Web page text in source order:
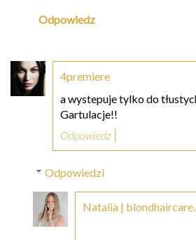
Odpowiedz
4premiere
a wystepuje tylko do
Gartulacje!!
Odpowiedz
Odpowiedzi
Natalia |